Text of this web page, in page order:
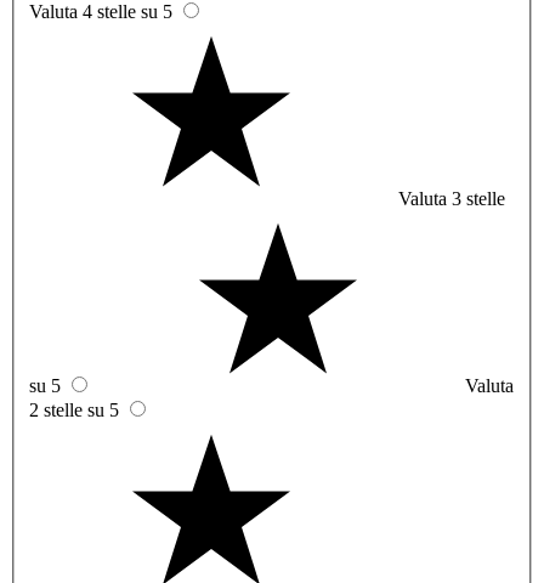
Valuta 4 stelle su 5
Valuta 3 stelle
su 5
Valuta
2 stelle su 5